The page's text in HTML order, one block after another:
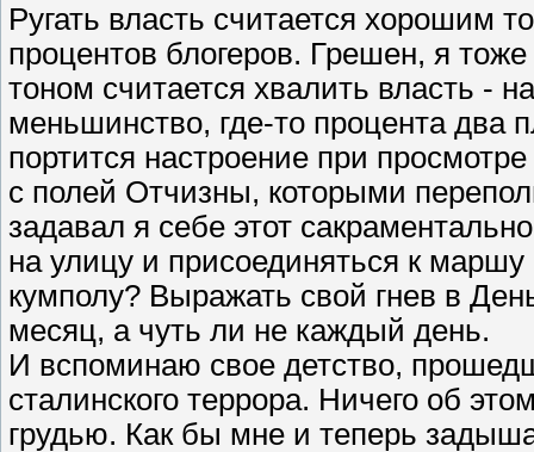
Ругать власть считается хорошим
процентов блогеров. Грешен, я
тоном считается хвалить власть -
меньшинство, где-то процента
портится настроение при
с полей Отчизны, которыми
задавал я себе этот
на улицу и присоединяться к
кумполу? Выражать свой гнев в
месяц, а чуть ли не каждый день.
И вспоминаю свое детство,
сталинского террора. Ничего об
грудью. Как бы мне и теперь